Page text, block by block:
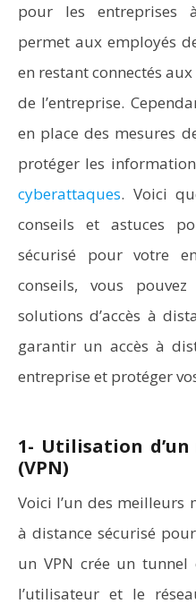
pour les entreprises
permet aux employés
en restant connectés
de l’entreprise.
en place des mesures
protéger les
cyberattaques. Voici
conseils et astuces
sécurisé pour votre
conseils, vous pouvez
solutions d’accès à
garantir un accès à
entreprise et protéger
1- Utilisation
(VPN)
Voici l’un des meilleurs
à distance sécurisé
un VPN crée un tunnel
l’utilisateur et le